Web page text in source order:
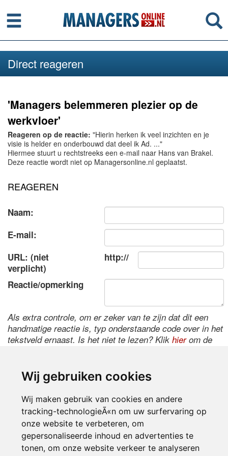
Wij gebruiken cookies
Wij maken gebruik van cookies en andere
tracking-technologieÃ«n om uw surfervaring op
onze website te verbeteren, om
gepersonaliseerde inhoud en advertenties te
tonen, om onze website verkeer te analyseren
Menu
Direct reageren
'Managers belemmeren plezier op de
werkvloer'
Reageren op de reactie: "Hierin herken ik veel inzichten en je
visie is helder en onderbouwd dat deel ik Ad. ..."
Hiermee stuurt u rechtstreeks een e-mail naar Hans van Brakel.
Deze reactie wordt niet op Managersonline.nl geplaatst.
REAGEREN
Naam:
E-mail:
URL: (niet
verplicht)
http://
Reactie/opmerking
Als extra controle, om er zeker van te zijn dat dit een
handmatige reactie is, typ onderstaande code over in het
tekstveld ernaast. Is het niet te lezen? Klik hierom de